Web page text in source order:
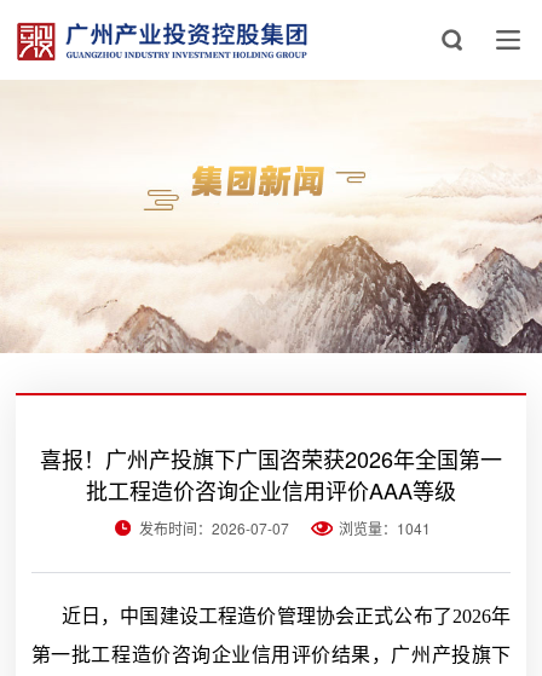
喜报！广州产投旗下广国咨荣获2026年全国第一
批工程造价咨询企业信用评价AAA等级
发布时间：2026-07-07 浏览量：1041
近日，中国建设工程造价管理协会正式公布了2026年
第一批工程造价咨询企业信用评价结果，广州产投旗下